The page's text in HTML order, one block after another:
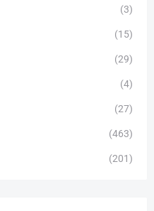
(3)
(15)
(29)
(4)
(27)
(463)
(201)